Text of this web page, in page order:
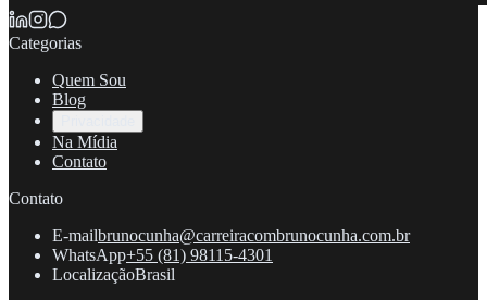
Categorias
Quem Sou
Blog
Na Mídia
Contato
Contato
E-mailbrunocunha@carreiracombrunocunha.com.br
WhatsApp+55 (81) 98115-4301
LocalizaçãoBrasil